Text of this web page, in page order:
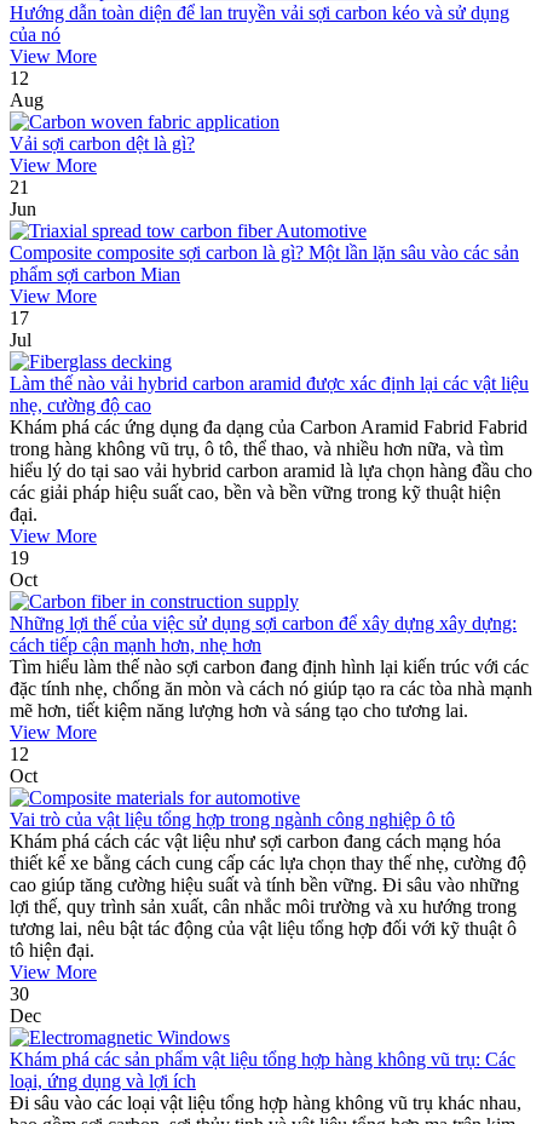
Hướng dẫn toàn diện để lan truyền vải sợi carbon kéo và sử dụng
của nó
View More
12
Aug
Vải sợi carbon dệt là gì?
View More
21
Jun
Composite composite sợi carbon là gì? Một lần lặn sâu vào các sản
phẩm sợi carbon Mian
View More
17
Jul
Làm thế nào vải hybrid carbon aramid được xác định lại các vật liệu
nhẹ, cường độ cao
Khám phá các ứng dụng đa dạng của Carbon Aramid Fabrid Fabrid
trong hàng không vũ trụ, ô tô, thể thao, và nhiều hơn nữa, và tìm
hiểu lý do tại sao vải hybrid carbon aramid là lựa chọn hàng đầu cho
các giải pháp hiệu suất cao, bền và bền vững trong kỹ thuật hiện
đại.
View More
19
Oct
Những lợi thế của việc sử dụng sợi carbon để xây dựng xây dựng:
cách tiếp cận mạnh hơn, nhẹ hơn
Tìm hiểu làm thế nào sợi carbon đang định hình lại kiến ​​trúc với các
đặc tính nhẹ, chống ăn mòn và cách nó giúp tạo ra các tòa nhà mạnh
mẽ hơn, tiết kiệm năng lượng hơn và sáng tạo cho tương lai.
View More
12
Oct
Vai trò của vật liệu tổng hợp trong ngành công nghiệp ô tô
Khám phá cách các vật liệu như sợi carbon đang cách mạng hóa
thiết kế xe bằng cách cung cấp các lựa chọn thay thế nhẹ, cường độ
cao giúp tăng cường hiệu suất và tính bền vững. Đi sâu vào những
lợi thế, quy trình sản xuất, cân nhắc môi trường và xu hướng trong
tương lai, nêu bật tác động của vật liệu tổng hợp đối với kỹ thuật ô
tô hiện đại.
View More
30
Dec
Khám phá các sản phẩm vật liệu tổng hợp hàng không vũ trụ: Các
loại, ứng dụng và lợi ích
Đi sâu vào các loại vật liệu tổng hợp hàng không vũ trụ khác nhau,